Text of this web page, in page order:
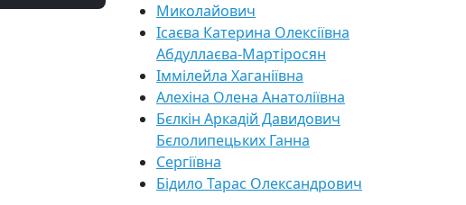
Миколайович
Ісаєва Катерина Олексіївна
Абдуллаєва-Мартіросян
Іммілейла Хаганіївна
Алехіна Олена Анатоліївна
Бєлкін Аркадій Давидович
Бєлолипецьких Ганна
Сергіївна
Бідило Тарас Олександрович